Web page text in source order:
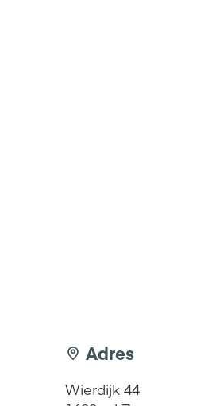
Adres
Wierdijk 44